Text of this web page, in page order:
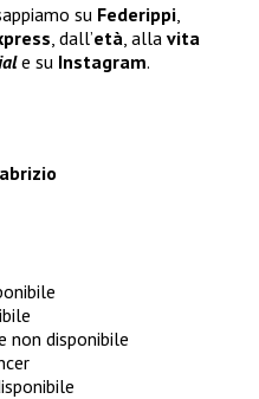
su Federippi
, dall’età , alla vita
e su Instagram.
non disponibile